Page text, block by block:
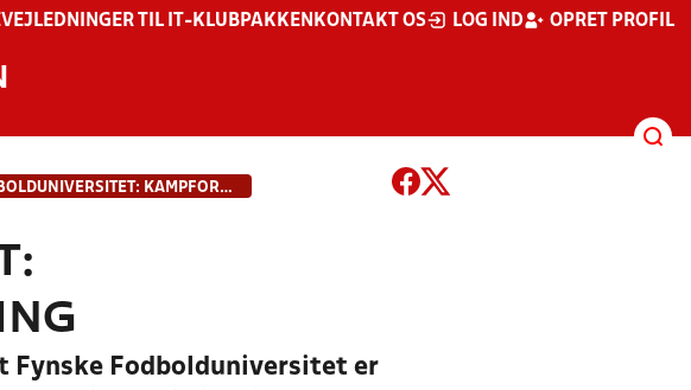
VEJLEDNINGER TIL IT-KLUBPAKKEN KONTAKT OS LOG IND OPRET PROFIL
FYNSK FODBOLDUNIVERSITET: KAMPFORBEREDENDE TRÆNING
Fynske Fodbolduniversitet er